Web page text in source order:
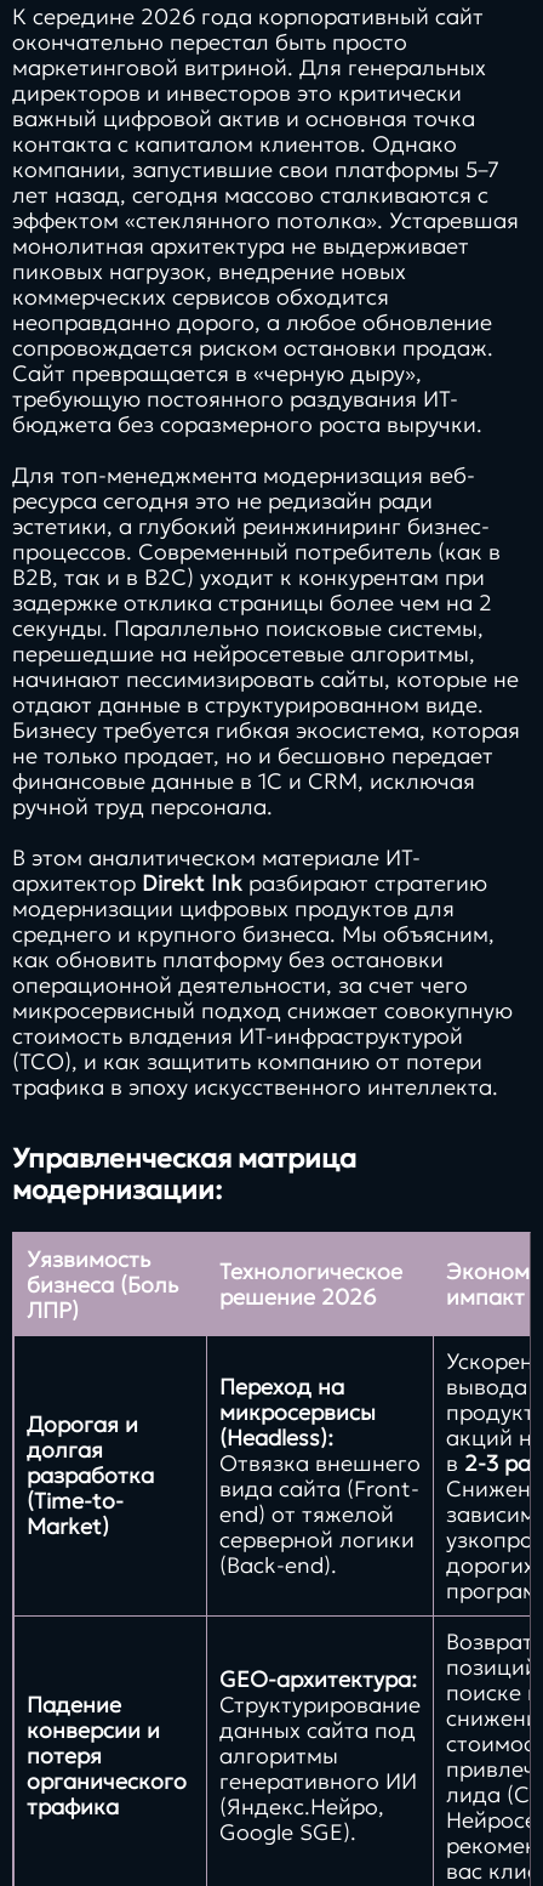
К середине 2026 года корпоративный сайт
окончательно перестал быть просто
маркетинговой витриной. Для генеральных
директоров и инвесторов это критически
важный цифровой актив и основная точка
контакта с капиталом клиентов. Однако
компании, запустившие свои платформы 5–7
лет назад, сегодня массово сталкиваются с
эффектом «стеклянного потолка». Устаревшая
монолитная архитектура не выдерживает
пиковых нагрузок, внедрение новых
коммерческих сервисов обходится
неоправданно дорого, а любое обновление
сопровождается риском остановки продаж.
Сайт превращается в «черную дыру»,
требующую постоянного раздувания ИТ-
бюджета без соразмерного роста выручки.
Для топ-менеджмента модернизация веб-
ресурса сегодня это не редизайн ради
эстетики, а глубокий реинжиниринг бизнес-
процессов. Современный потребитель (как в
B2B, так и в B2C) уходит к конкурентам при
задержке отклика страницы более чем на 2
секунды. Параллельно поисковые системы,
перешедшие на нейросетевые алгоритмы,
начинают пессимизировать сайты, которые не
отдают данные в структурированном виде.
Бизнесу требуется гибкая экосистема, которая
не только продает, но и бесшовно передает
финансовые данные в 1С и CRM, исключая
ручной труд персонала.
В этом аналитическом материале ИТ-
архитектор Direkt Ink разбирают стратегию
модернизации цифровых продуктов для
среднего и крупного бизнеса. Мы объясним,
как обновить платформу без остановки
операционной деятельности, за счет чего
микросервисный подход снижает совокупную
стоимость владения ИТ-инфраструктурой
(TCO), и как защитить компанию от потери
трафика в эпоху искусственного интеллекта.
Управленческая матрица
модернизации:
Уязвимость
бизнеса (Боль
ЛПР)
Технологическое
решение 2026
импакт
Дорогая и
долгая
разработка
(Time-to-
Market)
Переход на
микросервисы
(Headless):
Отвязка внешнего
вида сайта (Front-
end) от тяжелой
серверной логики
(Back-end).
вывода
акций
в 2-3
дорогих
Падение
конверсии и
потеря
органического
трафика
GEO-архитектура:
Структурирование
данных сайта под
алгоритмы
генеративного ИИ
(Яндекс.Нейро,
Google SGE).
Возврат
позиций
поиске и
лида
вас